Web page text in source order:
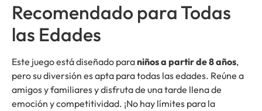
Recomendado para Todas
las Edades
Este juego está diseñado paraniños a partir de 8 años,
pero su diversión es apta para todas las edades. Reúne a
amigos y familiares y disfruta de una tarde llena de
emoción y competitividad. ¡No hay límites para la